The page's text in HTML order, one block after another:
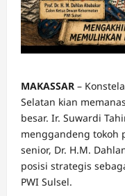
MAKASSAR –
Selatan kian
besar. Ir. Suwardi
menggandeng tokoh
senior, Dr. H.M.
posisi strategis
PWI Sulsel.